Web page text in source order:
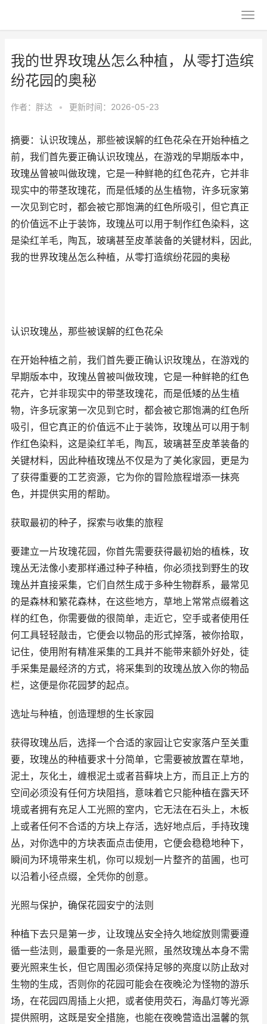
我的世界玫瑰丛怎么种植，从零打造缤
纷花园的奥秘
作者： 胖达 • 更新时间：2026-05-23
摘要：认识玫瑰丛，那些被误解的红色花朵在开始种植之
前，我们首先要正确认识玫瑰丛，在游戏的早期版本中，
玫瑰丛曾被叫做玫瑰，它是一种鲜艳的红色花卉，它并非
现实中的带茎玫瑰花，而是低矮的丛生植物，许多玩家第
一次见到它时，都会被它那饱满的红色所吸引，但它真正
的价值远不止于装饰，玫瑰丛可以用于制作红色染料，这
是染红羊毛，陶瓦，玻璃甚至皮革装备的关键材料，因此,
我的世界玫瑰丛怎么种植，从零打造缤纷花园的奥秘
认识玫瑰丛，那些被误解的红色花朵
在开始种植之前，我们首先要正确认识玫瑰丛，在游戏的
早期版本中，玫瑰丛曾被叫做玫瑰，它是一种鲜艳的红色
花卉，它并非现实中的带茎玫瑰花，而是低矮的丛生植
物，许多玩家第一次见到它时，都会被它那饱满的红色所
吸引，但它真正的价值远不止于装饰，玫瑰丛可以用于制
作红色染料，这是染红羊毛，陶瓦，玻璃甚至皮革装备的
关键材料，因此种植玫瑰丛不仅是为了美化家园，更是为
了获得重要的工艺资源，它为你的冒险旅程增添一抹亮
色，并提供实用的帮助。
获取最初的种子，探索与收集的旅程
要建立一片玫瑰花园，你首先需要获得最初始的植株，玫
瑰丛无法像小麦那样通过种子种植，你必须找到野生的玫
瑰丛并直接采集，它们自然生成于多种生物群系，最常见
的是森林和繁花森林，在这些地方，草地上常常点缀着这
样的红色，你需要做的很简单，走近它，空手或者使用任
何工具轻轻敲击，它便会以物品的形式掉落，被你拾取，
记住，使用附有精准采集的工具并不能带来额外好处，徒
手采集是最经济的方式，将采集到的玫瑰丛放入你的物品
栏，这便是你花园梦的起点。
选址与种植，创造理想的生长家园
获得玫瑰丛后，选择一个合适的家园让它安家落户至关重
要，玫瑰丛的种植要求十分简单，它需要被放置在草地，
泥土，灰化土，缠根泥土或者苔藓块上方，而且正上方的
空间必须没有任何方块阻挡，意味着它只能种植在露天环
境或者拥有充足人工光照的室内，它无法在石头上，木板
上或者任何不合适的方块上存活，选好地点后，手持玫瑰
丛，对你选中的方块表面点击使用，它便会稳稳地种下，
瞬间为环境带来生机，你可以规划一片整齐的苗圃，也可
以沿着小径点缀，全凭你的创意。
光照与保护，确保花园安宁的法则
种植下去只是第一步，让玫瑰丛安全持久地绽放则需要遵
循一些法则，最重要的一条是光照，虽然玫瑰丛本身不需
要光照来生长，但它周围必须保持足够的亮度以防止敌对
生物的生成，否则你的花园可能会在夜晚沦为怪物的游乐
场，在花园四周插上火把，或者使用荧石，海晶灯等光源
提供照明，这既是安全措施，也能在夜晚营造出温馨的氛